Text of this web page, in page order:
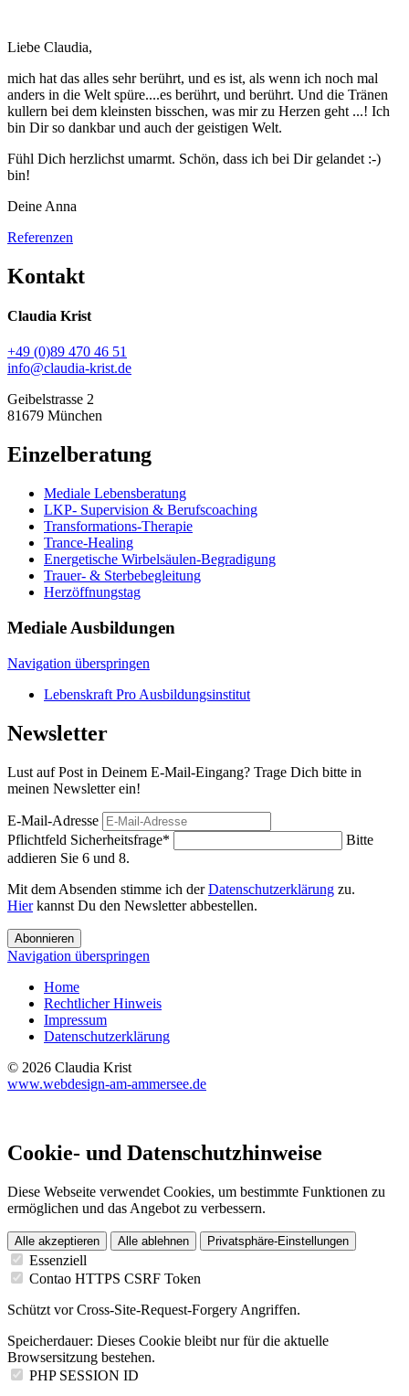
Liebe Claudia,
mich hat das alles sehr berührt, und es ist, als wenn ich noch mal
anders in die Welt spüre....es berührt, und berührt. Und die Tränen
kullern bei dem kleinsten bisschen, was mir zu Herzen geht ...! Ich
bin Dir so dankbar und auch der geistigen Welt.
Fühl Dich herzlichst umarmt. Schön, dass ich bei Dir gelandet :-)
bin!
Deine Anna
Referenzen
Kontakt
Claudia Krist
+49 (0)89 470 46 51
info@claudia-krist.de
Geibelstrasse 2
81679 München
Einzelberatung
Mediale Lebensberatung
LKP- Supervision & Berufscoaching
Transformations-Therapie
Trance-Healing
Energetische Wirbelsäulen-Begradigung
Trauer- & Sterbebegleitung
Herzöffnungstag
Mediale Ausbildungen
Navigation überspringen
Lebenskraft Pro Ausbildungsinstitut
Newsletter
Lust auf Post in Deinem E-Mail-Eingang? Trage Dich bitte in
meinen Newsletter ein!
E-Mail-Adresse
Pflichtfeld Sicherheitsfrage*
Bitte
addieren Sie 6 und 8.
Mit dem Absenden stimme ich derDatenschutzerklärung zu.
Hierkannst Du den Newsletter abbestellen.
Abonnieren
Navigation überspringen
Home
Rechtlicher Hinweis
Impressum
Datenschutzerklärung
© 2026 Claudia Krist
www.webdesign-am-ammersee.de
Cookie- und Datenschutzhinweise
Diese Webseite verwendet Cookies, um bestimmte Funktionen zu
ermöglichen und das Angebot zu verbessern.
Alle akzeptieren Alle ablehnen Privatsphäre-Einstellungen
Essenziell
Contao HTTPS CSRF Token
Schützt vor Cross-Site-Request-Forgery Angriffen.
Speicherdauer: Dieses Cookie bleibt nur für die aktuelle
Browsersitzung bestehen.
PHP SESSION ID